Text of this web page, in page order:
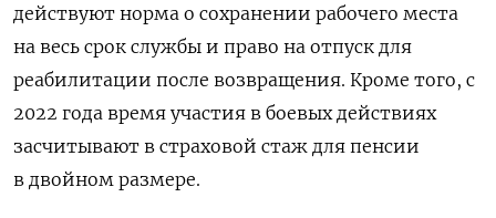
действуют норма о сохранении рабочего места
на весь срок службы и право на отпуск для
реабилитации после возвращения. Кроме того, с
2022 года время участия в боевых действиях
засчитывают в страховой стаж для пенсии
в двойном размере.